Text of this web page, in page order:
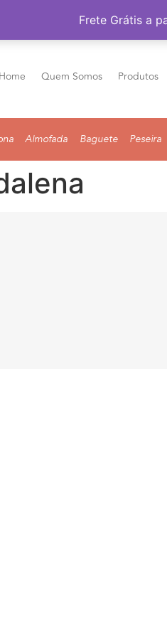
Frete
Home Quem Somos Produtos
Almofada Baguete Peseira
Frete Grátis a